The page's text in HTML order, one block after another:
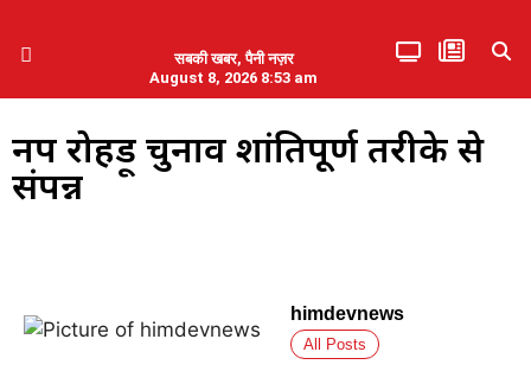
सबकी खबर, पैनी नज़र
August 8, 2026 8:53 am
नप रोहड़ू चुनाव शांतिपूर्ण तरीके से
संपन्न
himdevnews
All Posts